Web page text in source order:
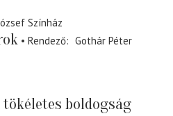
Színház
Rendező
Gothár Péter
tökéletes boldogság